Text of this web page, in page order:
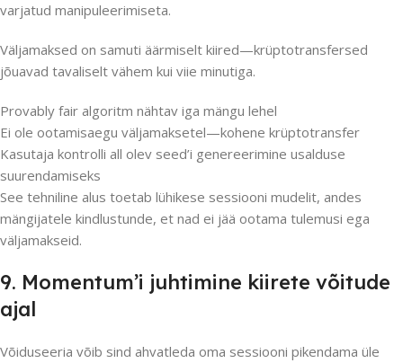
varjatud manipuleerimiseta.
Väljamaksed on samuti äärmiselt kiired—krüptotransfersed
jõuavad tavaliselt vähem kui viie minutiga.
Provably fair algoritm nähtav iga mängu lehel
Ei ole ootamisaegu väljamaksetel—kohene krüptotransfer
Kasutaja kontrolli all olev seed’i genereerimine usalduse
suurendamiseks
See tehniline alus toetab lühikese sessiooni mudelit, andes
mängijatele kindlustunde, et nad ei jää ootama tulemusi ega
väljamakseid.
9. Momentum’i juhtimine kiirete võitude
ajal
Võiduseeria võib sind ahvatleda oma sessiooni pikendama üle